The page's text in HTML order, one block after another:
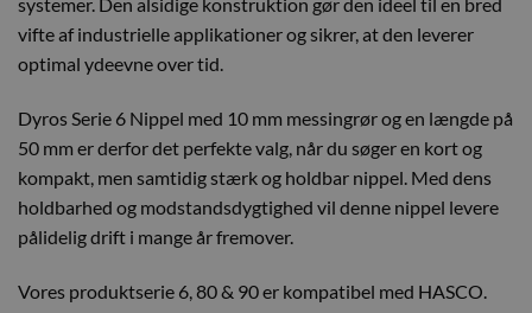
vifte af industrielle applikationer og sikrer, at den leverer
optimal ydeevne over tid.
Dyros Serie 6 Nippel med 10 mm messingrør og en længde på
50 mm er derfor det perfekte valg, når du søger en kort og
kompakt, men samtidig stærk og holdbar nippel. Med dens
holdbarhed og modstandsdygtighed vil denne nippel levere
pålidelig drift i mange år fremover.
Vores produktserie 6, 80 & 90 er kompatibel med HASCO.